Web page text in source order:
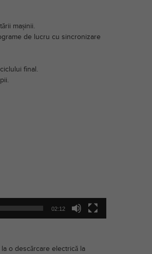
mașinii.
de lucru cu sincronizare
final.
02:12
o descărcare electrică la